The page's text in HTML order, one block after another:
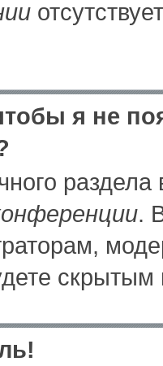
я не
.
скрытым